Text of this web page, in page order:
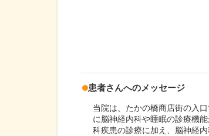
患者さんへのメッセージ
当院は、たかの橋商店街の入
に脳神経内科や睡眠の診療機
科疾患の診療に加え、脳神経